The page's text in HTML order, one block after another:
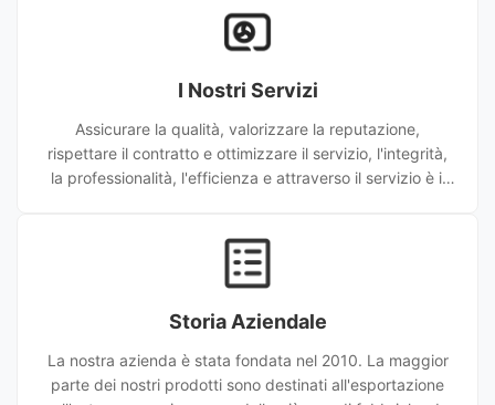
I Nostri Servizi
Assicurare la qualità, valorizzare la reputazione,
rispettare il contratto e ottimizzare il servizio, l'integrità,
la professionalità, l'efficienza e attraverso il servizio è il
è impegnata ad essere un importante fornitore di tipi di
inossidabile, scetione cava
Storia Aziendale
La nostra azienda è stata fondata nel 2010. La maggior
parte dei nostri prodotti sono destinati all'esportazione